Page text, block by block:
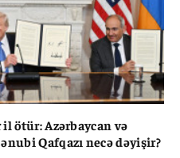
ötür: Azərbaycan və
Qafqazı necə dəyişir?